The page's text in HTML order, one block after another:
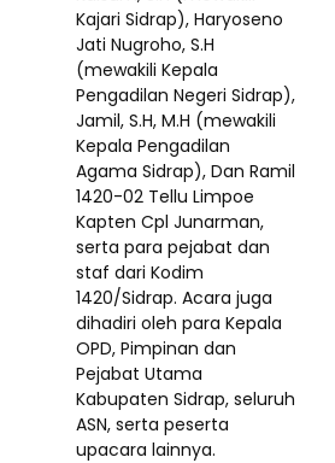
Kajari Sidrap), Haryoseno
Jati Nugroho, S.H
(mewakili Kepala
Pengadilan Negeri Sidrap),
Jamil, S.H, M.H (mewakili
Kepala Pengadilan
Agama Sidrap), Dan Ramil
1420-02 Tellu Limpoe
Kapten Cpl Junarman,
serta para pejabat dan
staf dari Kodim
1420/Sidrap. Acara juga
dihadiri oleh para Kepala
OPD, Pimpinan dan
Pejabat Utama
Kabupaten Sidrap, seluruh
ASN, serta peserta
upacara lainnya.